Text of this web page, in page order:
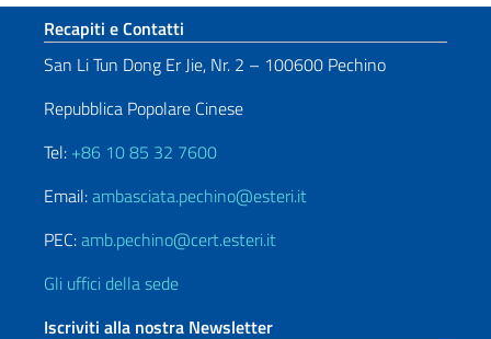
Sezione footer
Recapiti e Contatti
San Li Tun Dong Er Jie, Nr. 2 – 100600 Pechino
Repubblica Popolare Cinese
Tel: +86 10 85 32 7600
Email:ambasciata.pechino@esteri.it
PEC:amb.pechino@cert.esteri.it
Gli uffici della sede
Iscriviti alla nostra Newsletter